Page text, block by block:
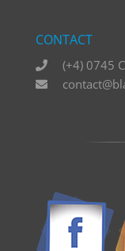
CONTACT
(+4) 0745